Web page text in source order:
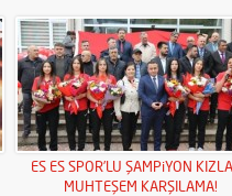
ES ES SPOR’LU ŞAMPiYON
MUHTEŞEM KARŞILAMA!